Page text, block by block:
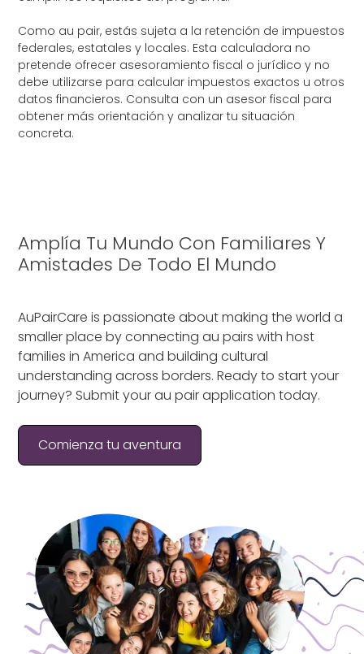
Como au pair, estás sujeta a la retención de impuestos
federales, estatales y locales. Esta calculadora no
pretende ofrecer asesoramiento fiscal o jurídico y no
debe utilizarse para calcular impuestos exactos u otros
datos financieros. Consulta con un asesor fiscal para
obtener más orientación y analizar tu situación
concreta.
Amplía Tu Mundo Con Familiares Y
Amistades De Todo El Mundo
AuPairCare is passionate about making the world a
smaller place by connecting au pairs with host
families in America and building cultural
understanding across borders. Ready to start your
journey? Submit your au pair application today.
Comienza tu aventura